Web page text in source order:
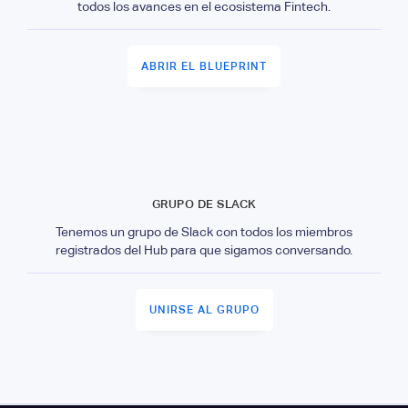
todos los avances en el ecosistema Fintech.
ABRIR EL BLUEPRINT
GRUPO DE SLACK
Tenemos un grupo de Slack con todos los miembros
registrados del Hub para que sigamos conversando.
UNIRSE AL GRUPO